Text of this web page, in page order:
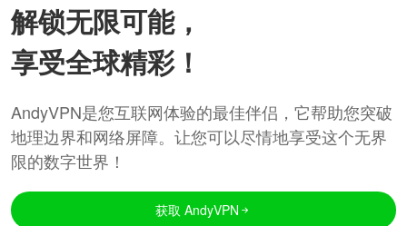
解锁无限可能，
享受全球精彩！
AndyVPN是您互联网体验的最佳伴侣，它帮助您突破
地理边界和网络屏障。让您可以尽情地享受这个无界
限的数字世界！
获取 AndyVPN